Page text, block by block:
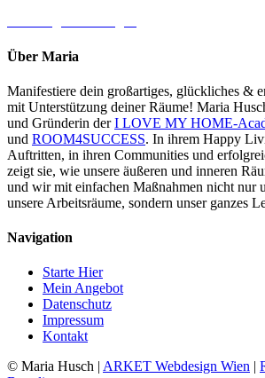
Über Maria
Manifestiere dein großartiges, glückliches &
mit Unterstützung deiner Räume! Maria
und Gründerin derI LOVE MY HOME-
und ROOM4SUCCESS. In ihrem Happy
Auftritten, in ihren Communities und
zeigt sie, wie unsere äußeren und inneren
und wir mit einfachen Maßnahmen nicht nur
unsere Arbeitsräume, sondern unser ganzes
Navigation
Starte Hier
Mein Angebot
Datenschutz
Impressum
Kontakt
© Maria Husch | ARKET Webdesign Wien |